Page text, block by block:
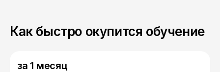
Как быстро окупится обучение
за 1 месяц